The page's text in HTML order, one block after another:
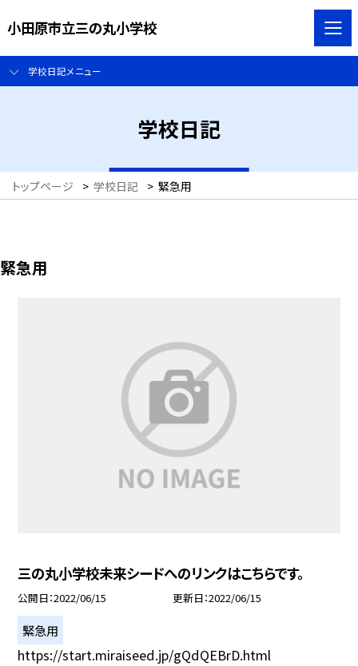
小田原市立三の丸小学校
学校日記メニュー
学校日記
トップページ > 学校日記 > 緊急用
緊急用
三の丸小学校未来シードへのリンクはこちらです。
公開日 2022/06/15 更新日 2022/06/15
緊急用
https://start.miraiseed.jp/gQdQEBrD.html